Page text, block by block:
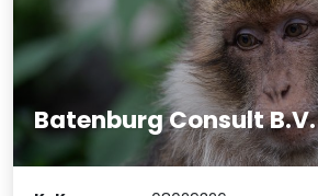
Batenburg Consult B.V.